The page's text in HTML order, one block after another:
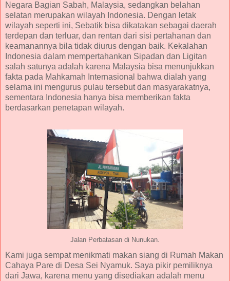
Negara Bagian Sabah, Malaysia, sedangkan belahan
selatan merupakan wilayah Indonesia. Dengan letak
wilayah seperti ini, Sebatik bisa dikatakan sebagai daerah
terdepan dan terluar, dan rentan dari sisi pertahanan dan
keamanannya bila tidak diurus dengan baik. Kekalahan
Indonesia dalam mempertahankan Sipadan dan Ligitan
salah satunya adalah karena Malaysia bisa menunjukkan
fakta pada Mahkamah Internasional bahwa dialah yang
selama ini mengurus pulau tersebut dan masyarakatnya,
sementara Indonesia hanya bisa memberikan fakta
berdasarkan penetapan wilayah.
Jalan Perbatasan di Nunukan.
Kami juga sempat menikmati makan siang di Rumah Makan
Cahaya Pare di Desa Sei Nyamuk. Saya pikir pemiliknya
dari Jawa, karena menu yang disediakan adalah menu